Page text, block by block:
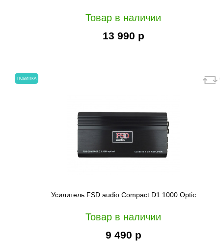
Товар в наличии
13 990 р
Усилитель FSD audio Compact D1.1000 Optic
Товар в наличии
9 490 р
НОВИНКА